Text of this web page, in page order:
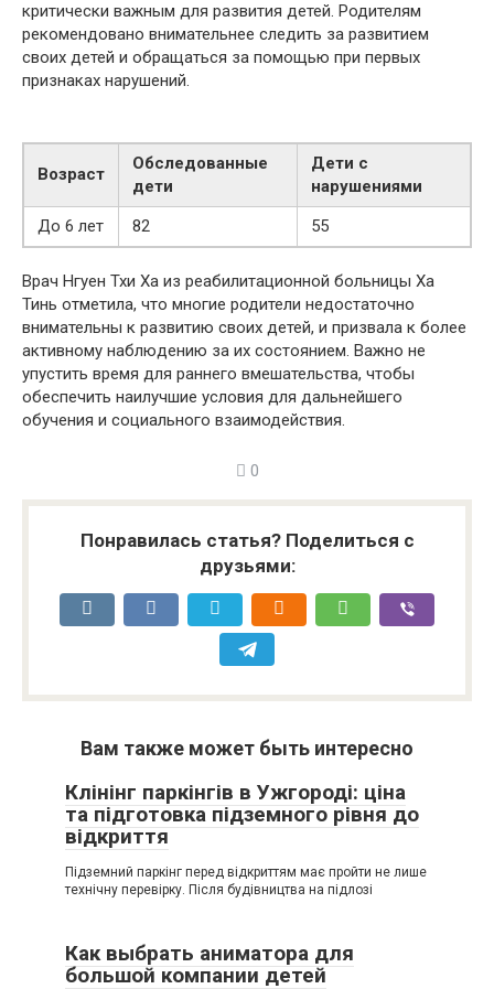
критически важным для развития детей. Родителям
рекомендовано внимательнее следить за развитием
своих детей и обращаться за помощью при первых
признаках нарушений.
Возраст
Обследованные
дети
Дети с
нарушениями
До 6 лет
82 55
Врач Нгуен Тхи Ха из реабилитационной больницы Ха
Тинь отметила, что многие родители недостаточно
внимательны к развитию своих детей, и призвала к более
активному наблюдению за их состоянием. Важно не
упустить время для раннего вмешательства, чтобы
обеспечить наилучшие условия для дальнейшего
обучения и социального взаимодействия.
0
Понравилась статья? Поделиться с
друзьями:
Вам также может быть интересно
Клінінг паркінгів в Ужгороді: ціна
та підготовка підземного рівня до
відкриття
Підземний паркінг перед відкриттям має пройти не лише
технічну перевірку. Після будівництва на підлозі
Как выбрать аниматора для
большой компании детей